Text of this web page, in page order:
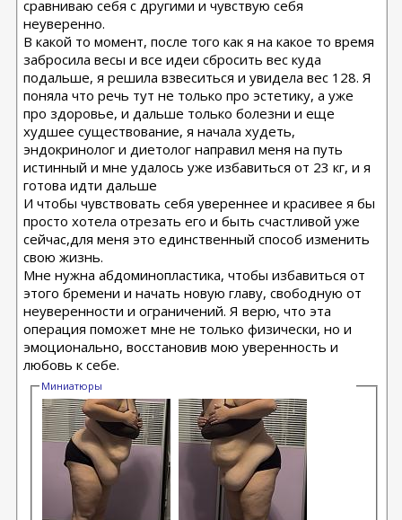
сравниваю себя с другими и чувствую себя
неуверенно.
В какой то момент, после того как я на какое то время
забросила весы и все идеи сбросить вес куда
подальше, я решила взвеситься и увидела вес 128. Я
поняла что речь тут не только про эстетику, а уже
про здоровье, и дальше только болезни и еще
худшее существование, я начала худеть,
эндокринолог и диетолог направил меня на путь
истинный и мне удалось уже избавиться от 23 кг, и я
готова идти дальше
И чтобы чувствовать себя увереннее и красивее я бы
просто хотела отрезать его и быть счастливой уже
сейчас,для меня это единственный способ изменить
свою жизнь.
Мне нужна абдоминопластика, чтобы избавиться от
этого бремени и начать новую главу, свободную от
неуверенности и ограничений. Я верю, что эта
операция поможет мне не только физически, но и
эмоционально, восстановив мою уверенность и
любовь к себе.
Миниатюры